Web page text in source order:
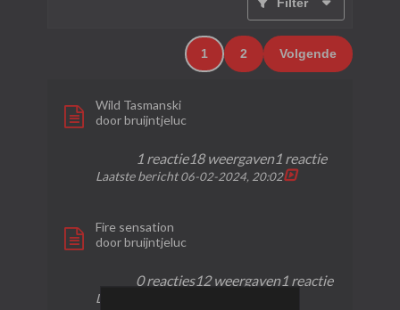
1 2 Volgende
Wild Tasmanski
doorbruijntjeluc
1 reactie18 weergaven1 reactie
Laatste bericht 06-02-2024, 20:02
Fire sensation
doorbruijntjeluc
0 reacties12 weergaven1 reactie
Laatste bericht